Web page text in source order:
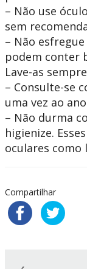
– Não use
sem
– Não
podem conter
Lave-as
– Consulte-se
uma vez ao
– Não durma
higienize.
oculares como
Compartilhar